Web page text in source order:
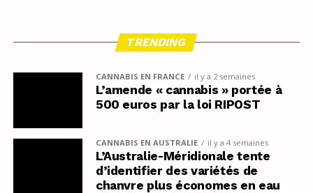
TRENDING
CANNABIS EN FRANCE il y a 2 semaines
L’amende « cannabis » portée à
500 euros par la loi RIPOST
CANNABIS EN AUSTRALIE il y a 4 semaines
L’Australie-Méridionale tente
d’identifier des variétés de
chanvre plus économes en eau